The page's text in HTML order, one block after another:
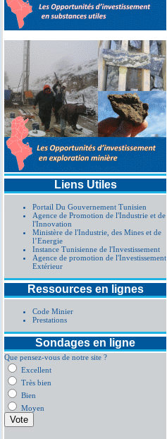
Liens Utiles
Portail Du Gouvernement Tunisien
Agence de Promotion de l'Industrie et de
l'Innovation
Ministère de l'Industrie, des Mines et de
l’Energie
Instance Tunisienne de l'Investissement
Agence de promotion de l'Investissement
Extérieur
Ressources en lignes
Code Minier
Prestations
Sondages en ligne
Que pensez-vous de notre site ?
Excellent
Très bien
Bien
Moyen